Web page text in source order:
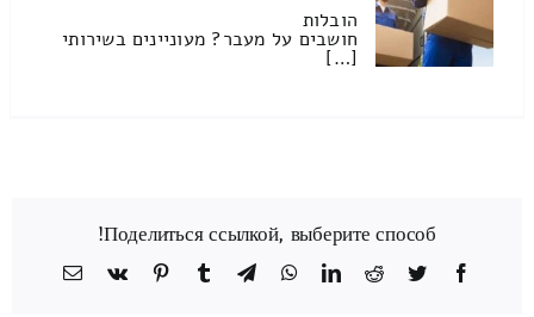
הובלות
חושבים על מעבר? מעוניינים בשירותי
[…]
Поделиться ссылкой, выберите способ!
Facebook
Twitter
Reddit
LinkedIn
WhatsApp
Telegram
Tumblr
Pinterest
Vk
כתובת